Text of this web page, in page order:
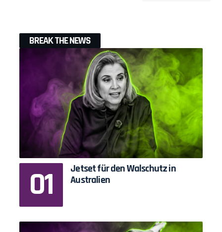
BREAK THE NEWS
Jetset für den Walschutz in
Australien